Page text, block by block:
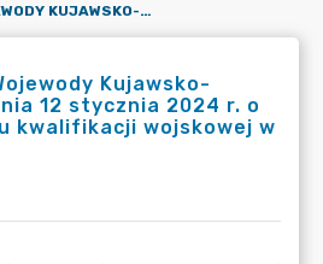
OBWIESZCZENIE WOJEWODY KUJAWSKO-POMORSKIEGO Z DNIA 12 STYCZNIA 2024 R. O PRZEPROWADZENIU KWALIFIKACJI WOJSKOWEJ W 2024 R.
Kujawsko-
12 stycznia 2024 r. o
kwalifikacji wojskowej w